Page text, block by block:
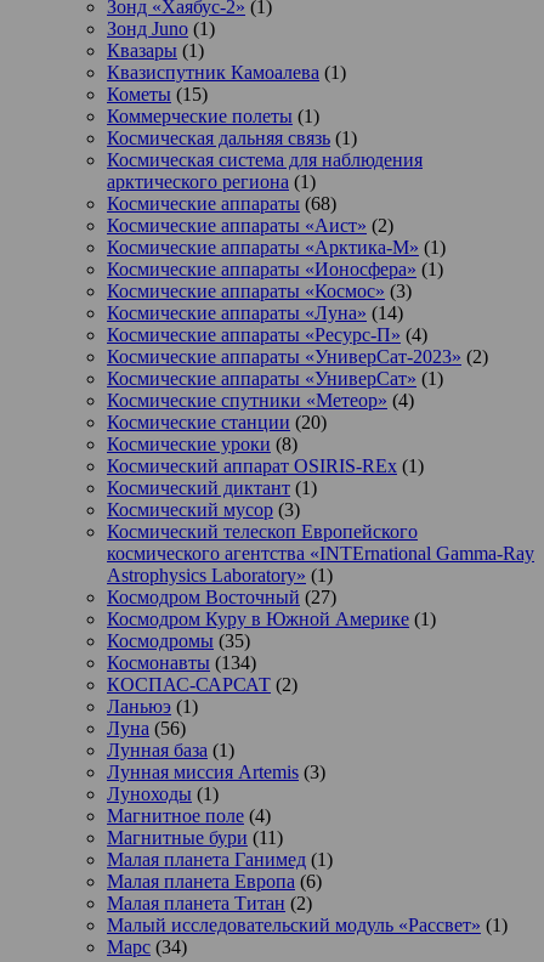
Зонд «Хаябус-2» (1)
Зонд Juno (1)
Квазары (1)
Квазиспутник Камоалева (1)
Кометы (15)
Коммерческие полеты (1)
Космическая дальняя связь (1)
Космическая система для наблюдения
арктического региона (1)
Космические аппараты (68)
Космические аппараты «Аист» (2)
Космические аппараты «Арктика-М» (1)
Космические аппараты «Ионосфера» (1)
Космические аппараты «Космос» (3)
Космические аппараты «Луна» (14)
Космические аппараты «Ресурс-П» (4)
Космические аппараты «УниверСат-2023» (2)
Космические аппараты «УниверСат» (1)
Космические спутники «Метеор» (4)
Космические станции (20)
Космические уроки (8)
Космический аппарат OSIRIS-REx (1)
Космический диктант (1)
Космический мусор (3)
Космический телескоп Европейского
космического агентства «INTErnational Gamma-Ray
Astrophysics Laboratory» (1)
Космодром Восточный (27)
Космодром Куру в Южной Америке (1)
Космодромы (35)
Космонавты (134)
КОСПАС-САРСАТ (2)
Ланьюэ (1)
Луна (56)
Лунная база (1)
Лунная миссия Artemis (3)
Луноходы (1)
Магнитное поле (4)
Магнитные бури (11)
Малая планета Ганимед (1)
Малая планета Европа (6)
Малая планета Титан (2)
Малый исследовательский модуль «Рассвет» (1)
Марс (34)